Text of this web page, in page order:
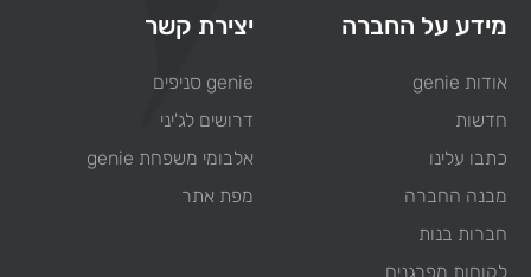
מידע על החברה
אודות genie
חדשות
כתבו עלינו
מבנה החברה
חברות בנות
לקוחות מפרגנים
יצירת קשר
genie סניפים
דרושים לג'יני
אלבומי משפחת genie
מפת אתר